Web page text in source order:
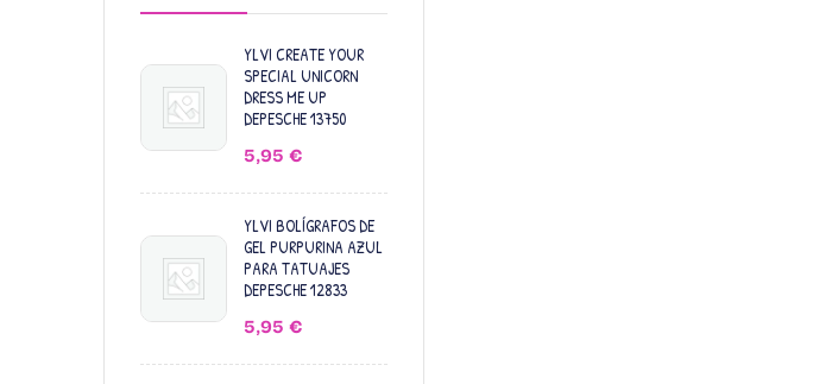
YLVI CREATE YOUR
SPECIAL UNICORN
DRESS ME UP
DEPESCHE 13750
5,95 €
YLVI BOLÍGRAFOS DE
GEL PURPURINA AZUL
PARA TATUAJES
DEPESCHE 12833
5,95 €